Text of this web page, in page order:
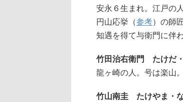
安永６生まれ。江戸の
円山応挙（参考）の師
知遇を得て与衛門に伴
竹田治右衛門 たけだ
龍ヶ崎の人。号は楽山。
竹山南圭 たけやま・